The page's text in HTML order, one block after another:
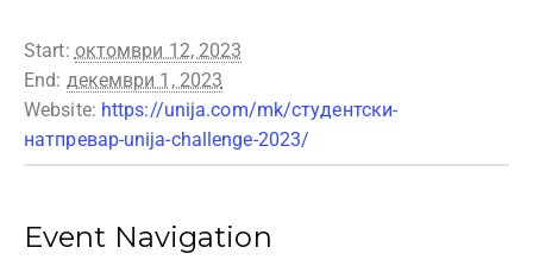
Start: октомври 12, 2023
End: декември 1, 2023
Website: https://unija.com/mk/студентски-
натпревар-unija-challenge-2023/
Event Navigation